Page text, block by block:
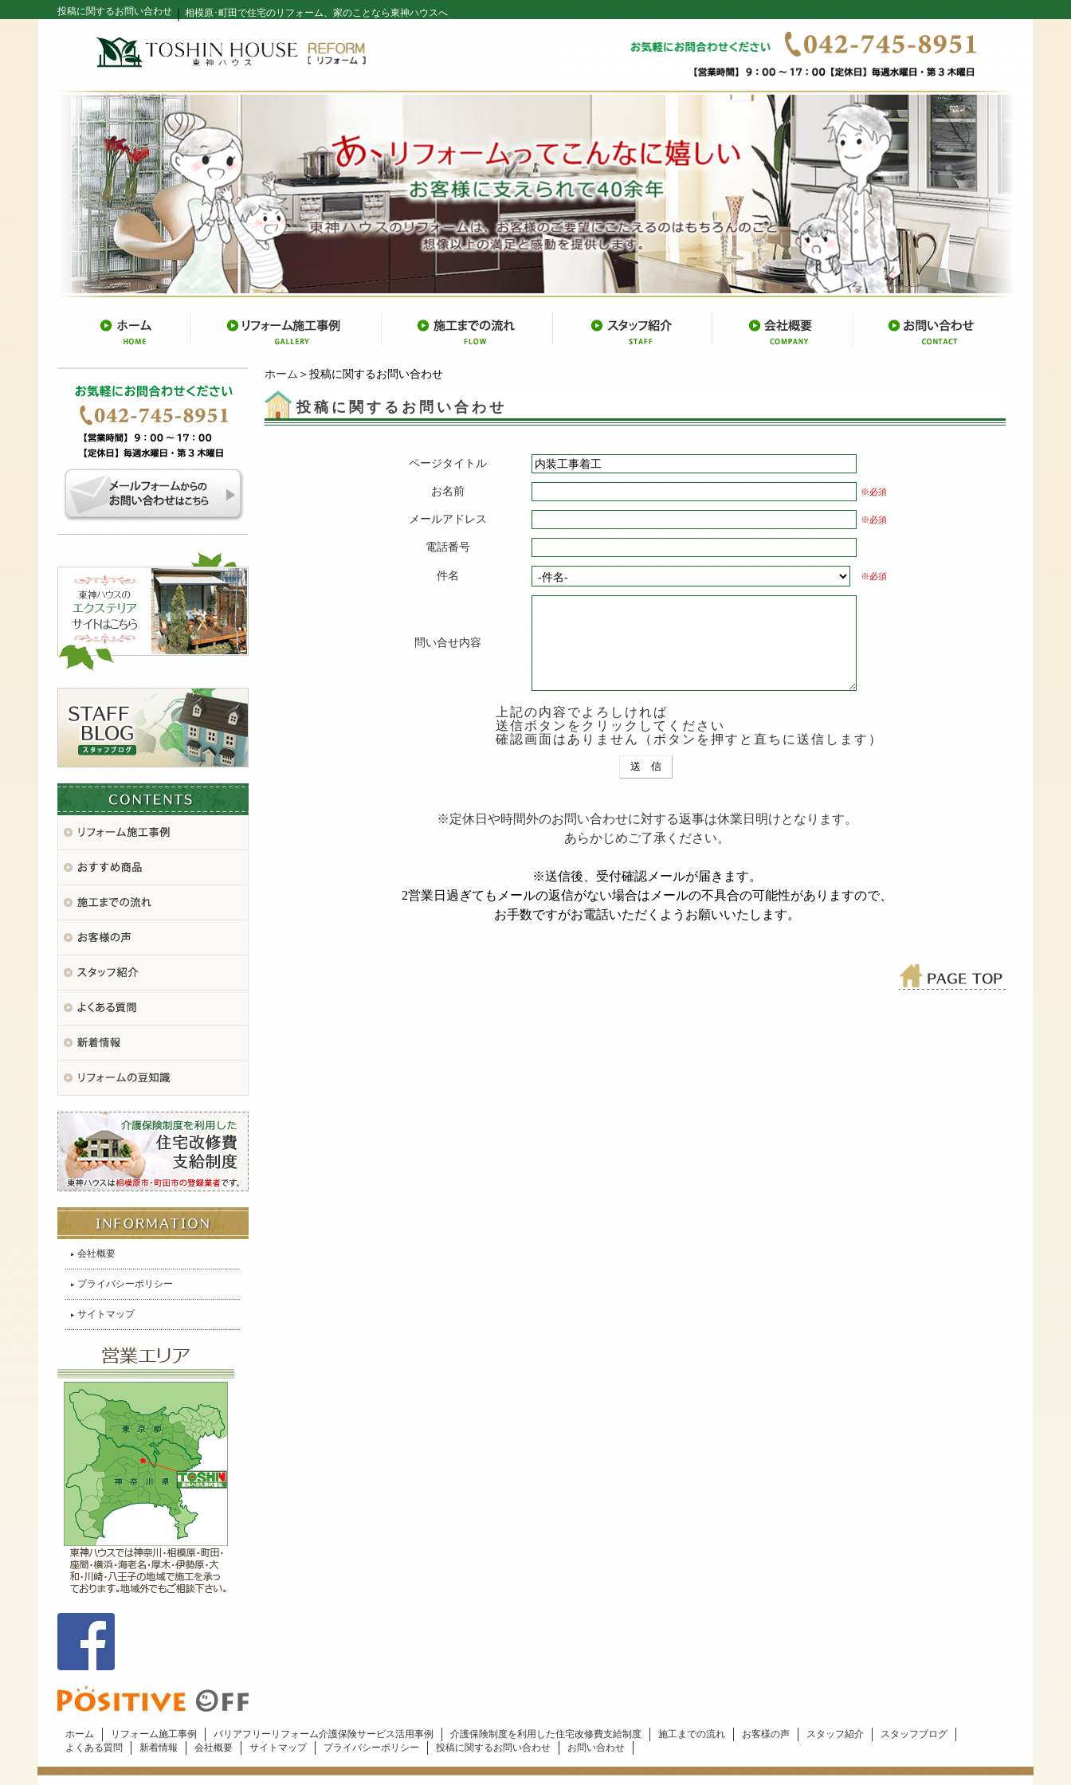
投稿に関するお問い合わせ 相模原･町田で住宅のリフォーム、家のことなら東神ハウスへ
ホーム ＞投稿に関するお問い合わせ
投稿に関するお問い合わせ
ページタイトル
お名前 ※必須
メールアドレス ※必須
電話番号
件名 ※必須
問い合せ内容
上記の内容でよろしければ
送信ボタンをクリックしてください
確認画面はありません（ボタンを押すと直ちに送信します）
※定休日や時間外のお問い合わせに対する返事は休業日明けとなります。
あらかじめご了承ください。
※送信後、受付確認メールが届きます。
2営業日過ぎてもメールの返信がない場合はメールの不具合の可能性がありますので、
お手数ですがお電話いただくようお願いいたします。
会社概要
プライバシーポリシー
サイトマップ
ホーム リフォーム施工事例 バリアフリーリフォーム介護保険サービス活用事例 介護保険制度を利用した住宅改修費支給制度 施工までの流れ お客様の声 スタッフ紹介
スタッフブログ
よくある質問
新着情報 会社概要 サイトマップ プライバシーポリシー 投稿に関するお問い合わせ お問い合わせ